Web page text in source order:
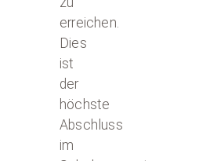
erreichen.
Dies
ist
der
höchste
Abschluss
im